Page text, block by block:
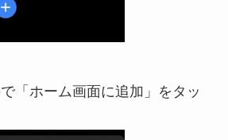
「ホーム画面に追加」をタッ